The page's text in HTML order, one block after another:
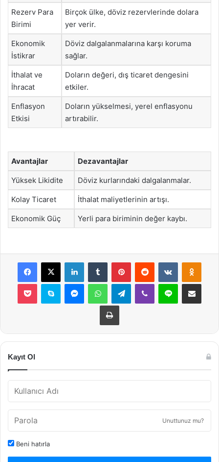
Rezerv Para
Birimi
Birçok ülke, döviz rezervlerinde dolara
yer verir.
Ekonomik
İstikrar
Döviz dalgalanmalarına karşı koruma
sağlar.
İthalat ve
İhracat
Doların değeri, dış ticaret dengesini
etkiler.
Enflasyon
Etkisi
Doların yükselmesi, yerel enflasyonu
artırabilir.
Avantajlar Dezavantajlar
Yüksek Likidite Döviz kurlarındaki dalgalanmalar.
Kolay Ticaret İthalat maliyetlerinin artışı.
Ekonomik Güç Yerli para biriminin değer kaybı.
Facebook
X LinkedInTumblr PinterestReddit VKontakte
Pocket Skype MessengerWhatsAppTelegramViber Line E-Posta ile
Yazdır
Kayıt Ol
Unuttunuz mu?
Beni hatırla